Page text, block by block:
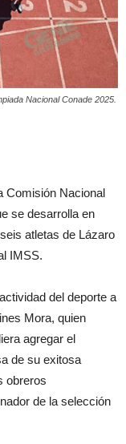
Nacional Conade 2025.
Comisión Nacional
se desarrolla en
atletas de Lázaro
IMSS.
del deporte a
Mora, quien
agregar el
de su exitosa
obreros
de la selección